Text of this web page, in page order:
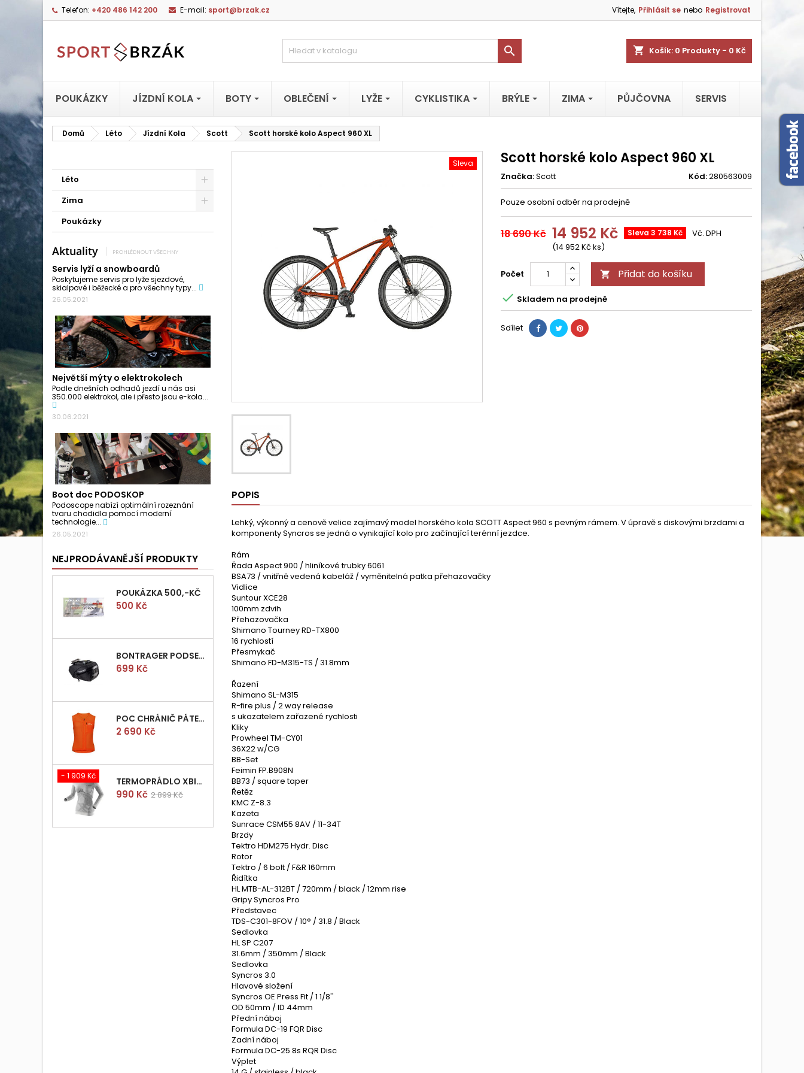
Telefon: +420 486 142 200 E-mail: sport@brzak.cz Vítejte, Přihlásit se nebo Registrovat
shopping_cart Košík: 0 Produkty - 0 Kč

POUKÁZKY JÍZDNÍ KOLA BOTY OBLEČENÍ LYŽE CYKLISTIKA BRÝLE ZIMA PŮJČOVNA SERVIS
Domů Léto Jízdní Kola Scott Scott horské kolo Aspect 960 XL
Léto
Zima
Poukázky
Aktuality PROHLÉDNOUT VŠECHNY
Servis lyží a snowboardů
Poskytujeme servis pro lyže sjezdové,
skialpové i běžecké a pro všechny typy...
26.05.2021
Největší mýty o elektrokolech
Podle dnešních odhadů jezdí u nás asi
350.000 elektrokol, ale i přesto jsou e-kola...
30.06.2021
Boot doc PODOSKOP
Podoscope nabízí optimální rozeznání
tvaru chodidla pomocí moderní
technologie...
26.05.2021
NEJPRODÁVANĚJŠÍ PRODUKTY
POUKÁZKA 500,-KČ
Cena
500 Kč
BONTRAGER PODSEDLOVÁ BRAŠNIČKA PRO QUICK S
Cena
699 Kč
POC CHRÁNIČ PÁTEŘE POCITO VPD AIR VEST VEL.M
Cena
2 690 Kč
- 1 909 Kč TERMOPRÁDLO XBIONIC RADIACTOR WOMAN SHIRT LONGS L/XL
Cena
990 Kč Běžná
2 899 Kč
Sleva Scott horské kolo Aspect 960 XL
Značka:Scott Kód:280563009
Pouze osobní odběr na prodejně
18 690 Kč 14 952 Kč Sleva 3 738 Kč
(14 952 Kč ks)
Vč. DPH
Počet  Přidat do košíku
 Skladem na prodejně
Sdílet
POPIS
Lehký, výkonný a cenově velice zajímavý model horského kola SCOTT Aspect 960 s pevným rámem. V úpravě s diskovými brzdami a
komponenty Syncros se jedná o vynikající kolo pro začínající terénní jezdce.
Rám
Řada Aspect 900 / hliníkové trubky 6061
BSA73 / vnitřně vedená kabeláž / vyměnitelná patka přehazovačky
Vidlice
Suntour XCE28
100mm zdvih
Přehazovačka
Shimano Tourney RD-TX800
16 rychlostí
Přesmykač
Shimano FD-M315-TS / 31.8mm
Řazení
Shimano SL-M315
R-fire plus / 2 way release
s ukazatelem zařazené rychlosti
Kliky
Prowheel TM-CY01
36X22 w/CG
BB-Set
Feimin FP.B908N
BB73 / square taper
Řetěz
KMC Z-8.3
Kazeta
Sunrace CSM55 8AV / 11-34T
Brzdy
Tektro HDM275 Hydr. Disc
Rotor
Tektro / 6 bolt / F&R 160mm
Řidítka
HL MTB-AL-312BT / 720mm / black / 12mm rise
Gripy Syncros Pro
Představec
TDS-C301-8FOV / 10° / 31.8 / Black
Sedlovka
HL SP C207
31.6mm / 350mm / Black
Sedlovka
Syncros 3.0
Hlavové složení
Syncros OE Press Fit / 1 1/8''
OD 50mm / ID 44mm
Přední náboj
Formula DC-19 FQR Disc
Zadní náboj
Formula DC-25 8s RQR Disc
Výplet